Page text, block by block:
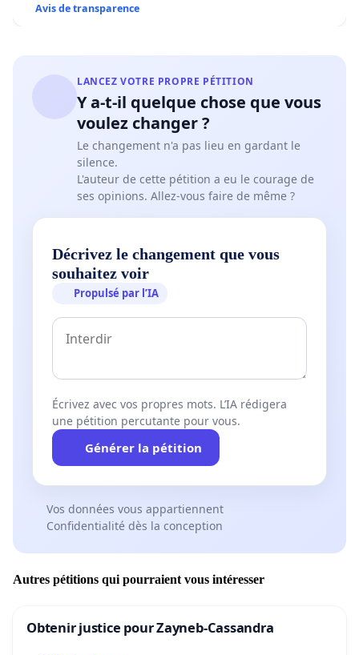
Avis de transparence
LANCEZ VOTRE PROPRE PÉTITION
Y a-t-il quelque chose que vous
voulez changer ?
Le changement n'a pas lieu en gardant le
silence.
L'auteur de cette pétition a eu le courage de
ses opinions. Allez-vous faire de même ?
Décrivez le changement que vous
souhaitez voir
Propulsé par l’IA
Écrivez avec vos propres mots. L’IA rédigera
une pétition percutante pour vous.
Générer la pétition
Vos données vous appartiennent
Confidentialité dès la conception
Autres pétitions qui pourraient vous intéresser
Obtenir justice pour Zayneb-Cassandra